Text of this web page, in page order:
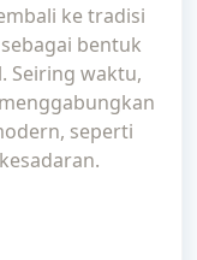
ke tradisi
bentuk
Seiring waktu,
seperti